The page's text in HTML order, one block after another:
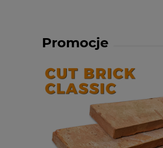
Promocje